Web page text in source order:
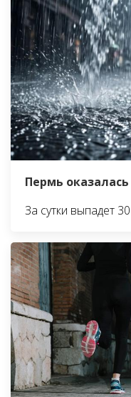
Пермь
За сутки выпадет